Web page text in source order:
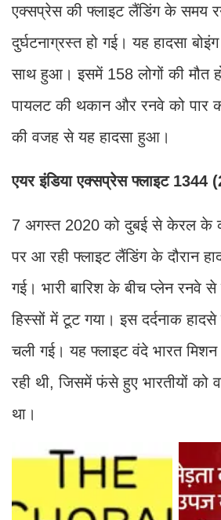
एक्सप्रेस की फ्लाइट लैंडिंग के समय
दुर्घटनाग्रस्त हो गई। यह हादसा
साथ हुआ। इसमें 158 लोगों की मौत
पायलट की थकान और रनवे को पार
की वजह से यह हादसा हुआ।
एयर इंडिया एक्सप्रेस फ्लाइट 1344
7 अगस्त 2020 को दुबई से केरल के
पर आ रही फ्लाइट लैंडिंग के दौरान
गई। भारी बारिश के बीच प्लेन रनवे
हिस्सों में टूट गया। इस दर्दनाक
चली गई। यह फ्लाइट वंदे भारत
रही थी, जिसमें फंसे हुए भारतीयों को
था।